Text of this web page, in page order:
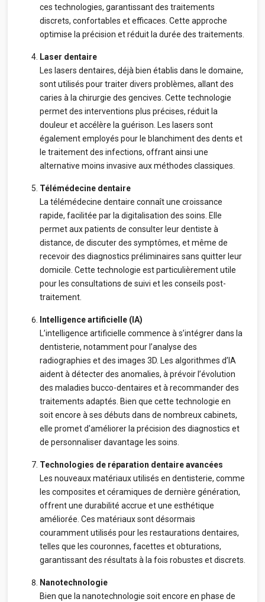
ces technologies, garantissant des traitements
discrets, confortables et efficaces. Cette approche
optimise la précision et réduit la durée des traitements.
Laser dentaire
Les lasers dentaires, déjà bien établis dans le domaine,
sont utilisés pour traiter divers problèmes, allant des
caries à la chirurgie des gencives. Cette technologie
permet des interventions plus précises, réduit la
douleur et accélère la guérison. Les lasers sont
également employés pour le blanchiment des dents et
le traitement des infections, offrant ainsi une
alternative moins invasive aux méthodes classiques.
Télémédecine dentaire
La télémédecine dentaire connaît une croissance
rapide, facilitée par la digitalisation des soins. Elle
permet aux patients de consulter leur dentiste à
distance, de discuter des symptômes, et même de
recevoir des diagnostics préliminaires sans quitter leur
domicile. Cette technologie est particulièrement utile
pour les consultations de suivi et les conseils post-
traitement.
Intelligence artificielle (IA)
L’intelligence artificielle commence à s’intégrer dans la
dentisterie, notamment pour l’analyse des
radiographies et des images 3D. Les algorithmes d’IA
aident à détecter des anomalies, à prévoir l’évolution
des maladies bucco-dentaires et à recommander des
traitements adaptés. Bien que cette technologie en
soit encore à ses débuts dans de nombreux cabinets,
elle promet d'améliorer la précision des diagnostics et
de personnaliser davantage les soins.
Technologies de réparation dentaire avancées
Les nouveaux matériaux utilisés en dentisterie, comme
les composites et céramiques de dernière génération,
offrent une durabilité accrue et une esthétique
améliorée. Ces matériaux sont désormais
couramment utilisés pour les restaurations dentaires,
telles que les couronnes, facettes et obturations,
garantissant des résultats à la fois robustes et discrets.
Nanotechnologie
Bien que la nanotechnologie soit encore en phase de